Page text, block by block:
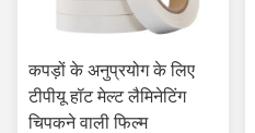
कपड़ों के अनुप्रयोग के लिए
टीपीयू हॉट मेल्ट लैमिनेटिंग
चिपकने वाली फिल्म